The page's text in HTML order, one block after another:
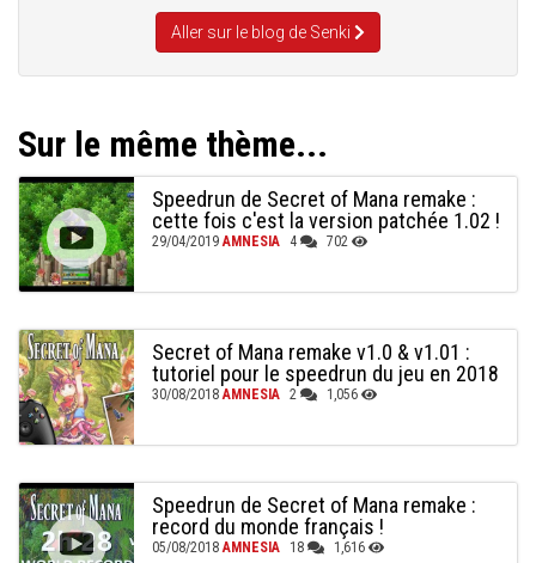
Aller sur le blog de Senki
Sur le même thème...
Speedrun de Secret of Mana remake :
cette fois c'est la version patchée 1.02 !
29/04/2019AMNESIA 4 702
Secret of Mana remake v1.0 & v1.01 :
tutoriel pour le speedrun du jeu en 2018
30/08/2018AMNESIA 2 1,056
Speedrun de Secret of Mana remake :
record du monde français !
05/08/2018AMNESIA 18 1,616